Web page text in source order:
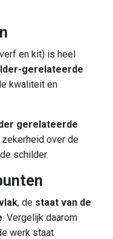
en kit) is heel
gerelateerde
kwaliteit en
gerelateerde
over de
schilder.
, de staat van de
. Vergelijk daarom
werk staat